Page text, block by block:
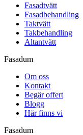
Fasadtvätt
Fasadbehandling
Taktvätt
Takbehandling
Altantvätt
Fasadum
Om oss
Kontakt
Begär offert
Blogg
Här finns vi
Fasadum